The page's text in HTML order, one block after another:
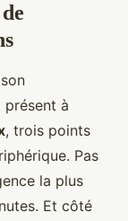
présent à
, trois points
Pas
la plus
Et côté